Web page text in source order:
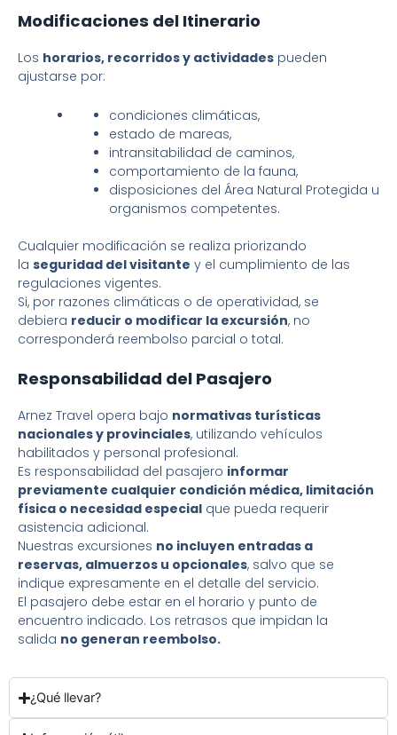
Modificaciones del Itinerario
Los horarios, recorridos y actividades pueden
ajustarse por:
condiciones climáticas,
estado de mareas,
intransitabilidad de caminos,
comportamiento de la fauna,
disposiciones del Área Natural Protegida u
organismos competentes.
Cualquier modificación se realiza priorizando
la seguridad del visitante y el cumplimiento de las
regulaciones vigentes.
Si, por razones climáticas o de operatividad, se
debiera reducir o modificar la excursión, no
corresponderá reembolso parcial o total.
Responsabilidad del Pasajero
Arnez Travel opera bajo normativas turísticas
nacionales y provinciales, utilizando vehículos
habilitados y personal profesional.
Es responsabilidad del pasajero informar
previamente cualquier condición médica, limitación
física o necesidad especial que pueda requerir
asistencia adicional.
Nuestras excursiones no incluyen entradas a
reservas, almuerzos u opcionales, salvo que se
indique expresamente en el detalle del servicio.
El pasajero debe estar en el horario y punto de
encuentro indicado. Los retrasos que impidan la
salida no generan reembolso.
¿Qué llevar?